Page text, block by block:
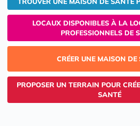
LOCAUX DISPONIBLES À LA
PROFESSIONNELS DE
CRÉER UNE MAISON DE
PROPOSER UN TERRAIN POUR
SANTÉ